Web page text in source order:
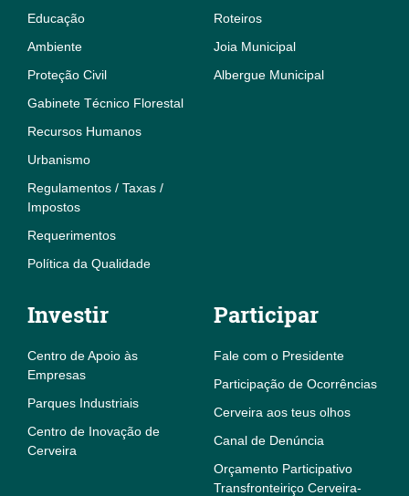
Educação
Ambiente
Proteção Civil
Gabinete Técnico Florestal
Recursos Humanos
Urbanismo
Regulamentos / Taxas /
Impostos
Requerimentos
Política da Qualidade
Roteiros
Joia Municipal
Albergue Municipal
Investir
Centro de Apoio às
Empresas
Parques Industriais
Centro de Inovação de
Cerveira
Participar
Fale com o Presidente
Participação de Ocorrências
Cerveira aos teus olhos
Canal de Denúncia
Orçamento Participativo
Transfronteiriço Cerveira-